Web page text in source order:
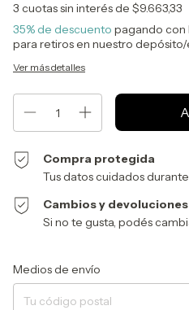
3 cuotas sin interés de $9.663,33
35% de descuento pagando con
para retiros en nuestro
Ver más detalles
Compra protegida
Tus datos cuidados
Cambios y devoluciones
Si no te gusta, podés
Entregas para el CP:
Medios de envío